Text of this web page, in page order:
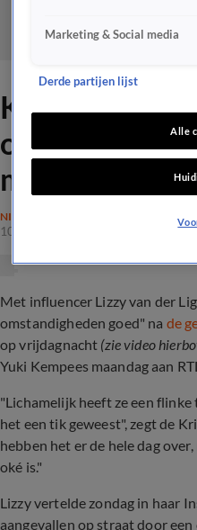
Kris Kross-
over vriendin
mishandeling
NIEUWS
10 juli 2023, 13:22
Met influencer Lizzy van der
omstandigheden goed" na de
op vrijdagnacht (zie video
Yuki Kempees maandag aan
"Lichamelijk heeft ze een flinke
het een tik geweest", zegt de
hebben het er de hele dag
oké is."
Lizzy vertelde zondag in haar
aangevallen op straat door
Marketing & Social media
Derde partijen lijst
Alle